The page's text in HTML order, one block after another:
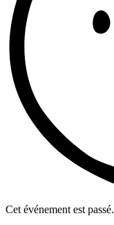
Cet événement est passé.